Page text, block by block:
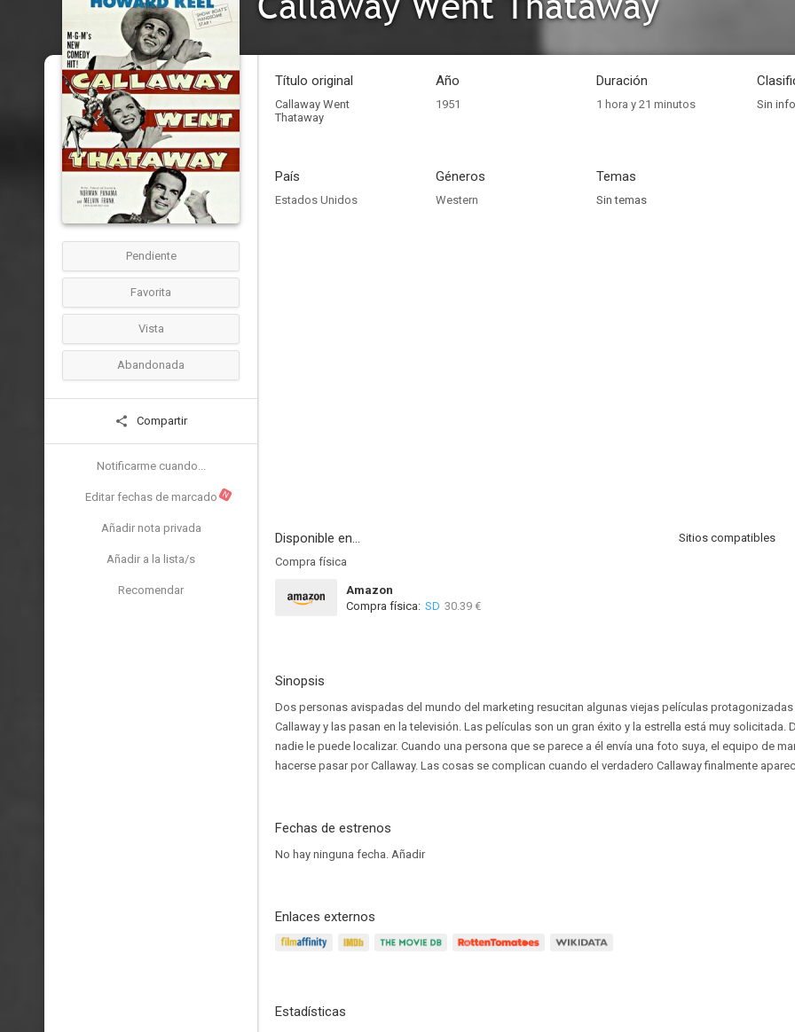
Pendiente
Favorita
Vista
Abandonada
Compartir
Notificarme cuando...
Editar fechas de marcado N
Añadir nota privada
Añadir a la lista/s
Recomendar
Título original
Callaway Went
Thataway
Año
1951
Duración
1 hora y 21 minutos Sin
País
Estados Unidos
Géneros
Western
Temas
Sin temas
Disponible en...
Sitios compatibles
Compra física
Amazon
Compra física: SD 30.39 €
Sinopsis
Dos personas avispadas del mundo del marketing resucitan algunas viejas películas
Callaway y las pasan en la televisión. Las películas son un gran éxito y la estrella está muy solicitada.
nadie le puede localizar. Cuando una persona que se parece a él envía una foto suya, el equipo de
hacerse pasar por Callaway. Las cosas se complican cuando el verdadero Callaway finalmente
Fechas de estrenos
No hay ninguna fecha. Añadir
Enlaces externos
Estadísticas